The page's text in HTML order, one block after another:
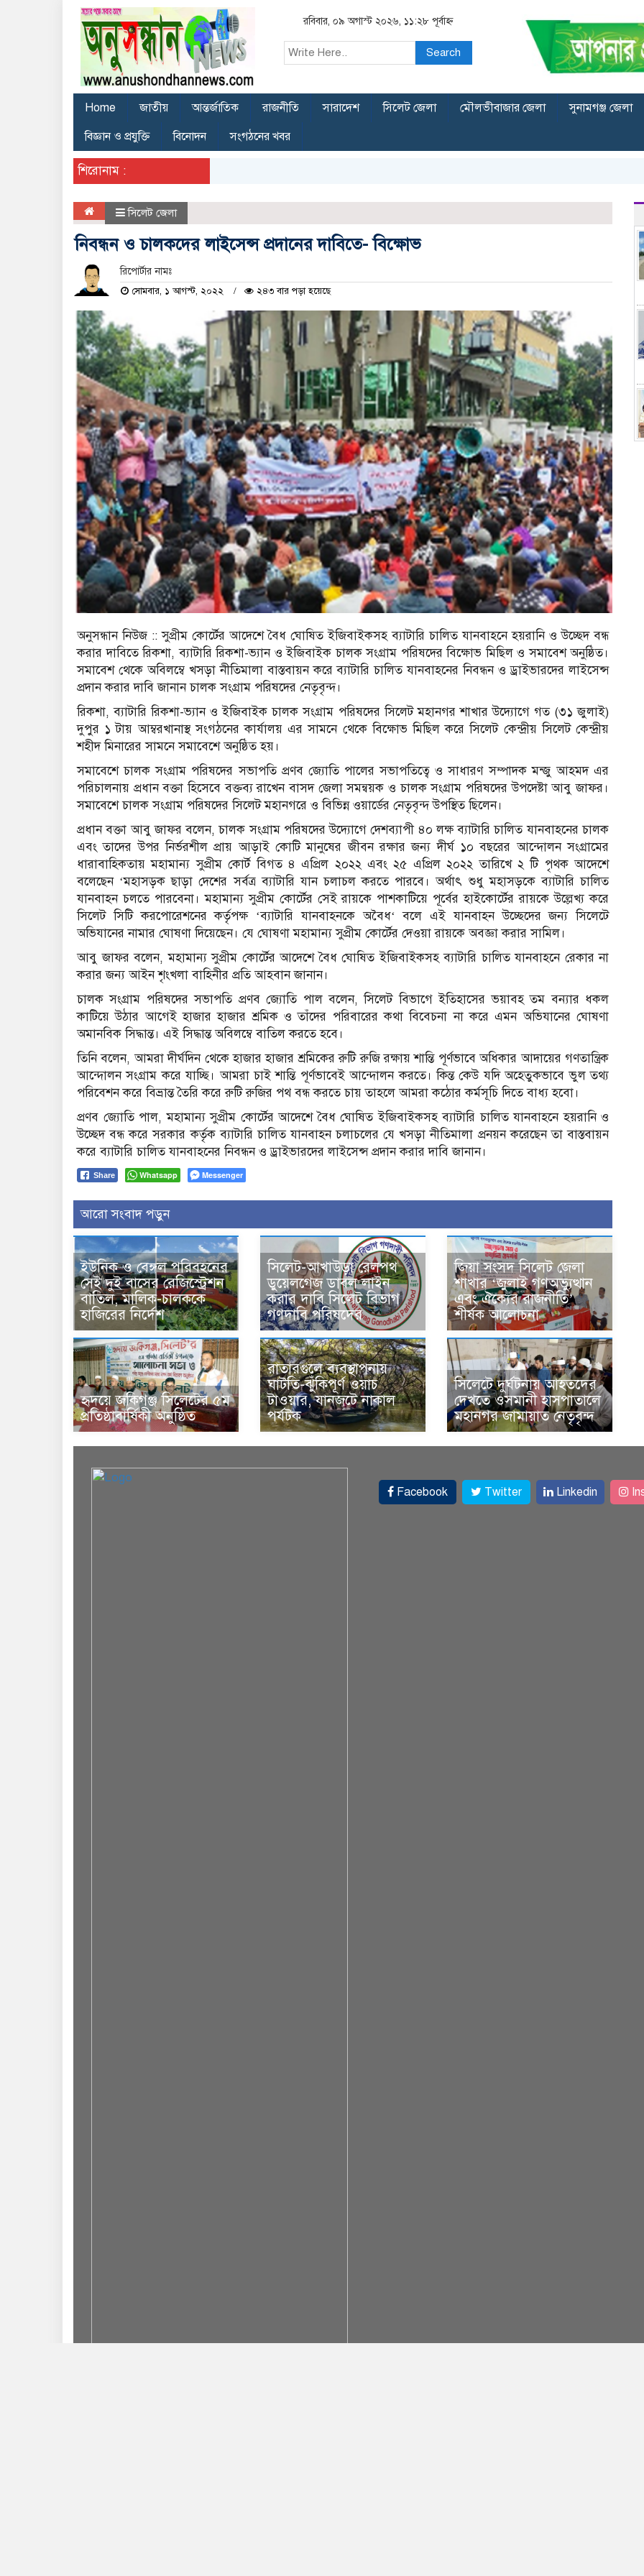
রবিবার, ০৯ অগাস্ট ২০২৬, ১১:২৮ পূর্বাহ্ন
Search
Home জাতীয় আন্তর্জাতিক রাজনীতি সারাদেশ সিলেট জেলা মৌলভীবাজার জেলা সুনামগঞ্জ জেলা
বিজ্ঞান ও প্রযুক্তি
বিনোদন সংগঠনের খবর
শিরোনাম :
সিলেট জেলা
নিবন্ধন ও চালকদের লাইসেন্স প্রদানের দাবিতে- বিক্ষোভ
রিপোর্টার নামঃ
সোমবার, ১ আগস্ট, ২০২২ ২৪৩ বার পড়া হয়েছে
অনুসন্ধান নিউজ :: সুপ্রীম কোর্টের আদেশে বৈধ ঘোষিত ইজিবাইকসহ ব্যাটারি চালিত যানবাহনে হয়রানি ও উচ্ছেদ বন্ধ
করার দাবিতে রিকশা, ব্যাটারি রিকশা-ভ্যান ও ইজিবাইক চালক সংগ্রাম পরিষদের বিক্ষোভ মিছিল ও সমাবেশ অনুষ্ঠিত।
সমাবেশ থেকে অবিলম্বে খসড়া নীতিমালা বাস্তবায়ন করে ব্যাটারি চালিত যানবাহনের নিবন্ধন ও ড্রাইভারদের লাইসেন্স
প্রদান করার দাবি জানান চালক সংগ্রাম পরিষদের নেতৃবৃন্দ।
রিকশা, ব্যাটারি রিকশা-ভ্যান ও ইজিবাইক চালক সংগ্রাম পরিষদের সিলেট মহানগর শাখার উদ্যোগে গত (৩১ জুলাই)
দুপুর ১ টায় আম্বরখানাস্থ সংগঠনের কার্যালয় এর সামনে থেকে বিক্ষোভ মিছিল করে সিলেট কেন্দ্রীয় সিলেট কেন্দ্রীয়
শহীদ মিনারের সামনে সমাবেশে অনুষ্ঠিত হয়।
সমাবেশে চালক সংগ্রাম পরিষদের সভাপতি প্রণব জ্যোতি পালের সভাপতিত্বে ও সাধারণ সম্পাদক মন্জু আহমদ এর
পরিচালনায় প্রধান বক্তা হিসেবে বক্তব্য রাখেন বাসদ জেলা সমন্বয়ক ও চালক সংগ্রাম পরিষদের উপদেষ্টা আবু জাফর।
সমাবেশে চালক সংগ্রাম পরিষদের সিলেট মহানগরে ও বিভিন্ন ওয়ার্ডের নেতৃবৃন্দ উপস্থিত ছিলেন।
প্রধান বক্তা আবু জাফর বলেন, চালক সংগ্রাম পরিষদের উদ্যোগে দেশব্যাপী ৪০ লক্ষ ব্যাটারি চালিত যানবাহনের চালক
এবং তাদের উপর নির্ভরশীল প্রায় আড়াই কোটি মানুষের জীবন রক্ষার জন্য দীর্ঘ ১০ বছরের আন্দোলন সংগ্রামের
ধারাবাহিকতায় মহামান্য সুপ্রীম কোর্ট বিগত ৪ এপ্রিল ২০২২ এবং ২৫ এপ্রিল ২০২২ তারিখে ২ টি পৃথক আদেশে
বলেছেন ‘মহাসড়ক ছাড়া দেশের সর্বত্র ব্যাটারি যান চলাচল করতে পারবে। অর্থাৎ শুধু মহাসড়কে ব্যাটারি চালিত
যানবাহন চলতে পারবেনা। মহামান্য সুপ্রীম কোর্টের সেই রায়কে পাশকাটিয়ে পূর্বের হাইকোর্টের রায়কে উল্লেখ্য করে
সিলেট সিটি করপোরেশনের কর্তৃপক্ষ ‘ব্যাটারি যানবাহনকে অবৈধ‘ বলে এই যানবাহন উচ্ছেদের জন্য সিলেটে
অভিযানের নামার ঘোষণা দিয়েছেন। যে ঘোষণা মহামান্য সুপ্রীম কোর্টের দেওয়া রায়কে অবজ্ঞা করার সামিল।
আবু জাফর বলেন, মহামান্য সুপ্রীম কোর্টের আদেশে বৈধ ঘোষিত ইজিবাইকসহ ব্যাটারি চালিত যানবাহনে রেকার না
করার জন্য আইন শৃংখলা বাহিনীর প্রতি আহবান জানান।
চালক সংগ্রাম পরিষদের সভাপতি প্রণব জ্যোতি পাল বলেন, সিলেট বিভাগে ইতিহাসের ভয়াবহ তম বন্যার ধকল
কাটিয়ে উঠার আগেই হাজার হাজার শ্রমিক ও তাঁদের পরিবারের কথা বিবেচনা না করে এমন অভিযানের ঘোষণা
অমানবিক সিদ্ধান্ত। এই সিদ্ধান্ত অবিলম্বে বাতিল করতে হবে।
তিনি বলেন, আমরা দীর্ঘদিন থেকে হাজার হাজার শ্রমিকের রুটি রুজি রক্ষায় শান্তি পূর্ণভাবে অধিকার আদায়ের গণতান্ত্রিক
আন্দোলন সংগ্রাম করে যাচ্ছি। আমরা চাই শান্তি পূর্ণভাবেই আন্দোলন করতে। কিন্ত কেউ যদি অহেতুকভাবে ভুল তথ্য
পরিবেশন করে বিভ্রান্ত তৈরি করে রুটি রুজির পথ বন্ধ করতে চায় তাহলে আমরা কঠোর কর্মসূচি দিতে বাধ্য হবো।
প্রণব জ্যোতি পাল, মহামান্য সুপ্রীম কোর্টের আদেশে বৈধ ঘোষিত ইজিবাইকসহ ব্যাটারি চালিত যানবাহনে হয়রানি ও
উচ্ছেদ বন্ধ করে সরকার কর্তৃক ব্যাটারি চালিত যানবাহন চলাচলের যে খসড়া নীতিমালা প্রনয়ন করেছেন তা বাস্তবায়ন
করে ব্যাটারি চালিত যানবাহনের নিবন্ধন ও ড্রাইভারদের লাইসেন্স প্রদান করার দাবি জানান।
Share Whatsapp Messenger
আরো সংবাদ পড়ুন
ইউনিক ও বেঙ্গল পরিবহনের
সেই দুই বাসের রেজিস্ট্রেশন
বাতিল, মালিক-চালককে
হাজিরের নির্দেশ
সিলেট-আখাউড়া রেলপথ
ডুয়েলগেজ ডাবল লাইন
করার দাবি সিলেট বিভাগ
গণদাবি পরিষদের
জিয়া সংসদ সিলেট জেলা
শাখার ‘জুলাই গণঅভ্যুত্থান
এবং ঐক্যের রাজনীতি’
শীর্ষক আলোচনা
হৃদয়ে জকিগঞ্জ সিলেটের ৫ম
প্রতিষ্ঠাবার্ষিকী অনুষ্ঠিত
রাতারগুলে ব্যবস্থাপনায়
ঘাটতি-ঝুঁকিপূর্ণ ওয়াচ
টাওয়ার, যানজটে নাকাল
পর্যটক
সিলেটে দুর্ঘটনায় আহতদের
দেখতে ওসমানী হাসপাতালে
মহানগর জামায়াত নেতৃবৃন্দ
Facebook Twitter Linkedin